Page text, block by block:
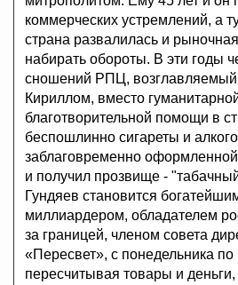
коммерческих устремлений, а
страна развалилась и
набирать обороты. В эти годы
сношений РПЦ,
Кириллом, вместо
благотворительной помощи в
беспошлинно сигареты и
заблаговременно оформленной
и получил прозвище -
Гундяев становится
миллиардером, обладателем
за границей, членом совета
«Пересвет», с понедельника по
пересчитывая товары и